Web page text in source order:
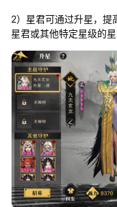
2）星君可通过升星，提
星君或其他特定星级的星